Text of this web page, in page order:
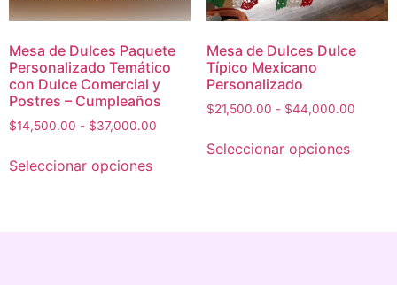
Mesa de Dulces Paquete
Personalizado Temático
con Dulce Comercial y
Postres – Cumpleaños
$14,500.00 - $37,000.00
Seleccionar opciones
Mesa de Dulces Dulce
Típico Mexicano
Personalizado
$21,500.00 - $44,000.00
Seleccionar opciones